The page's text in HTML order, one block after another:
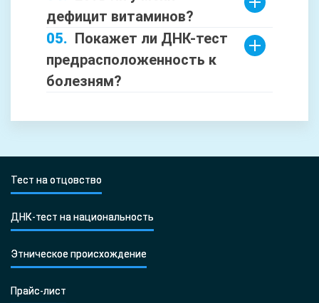
дефицит витаминов?
Покажет ли ДНК-тест
предрасположенность к
болезням?
Тест на отцовство
ДНК-тест на национальность
Этническое происхождение
Прайс-лист